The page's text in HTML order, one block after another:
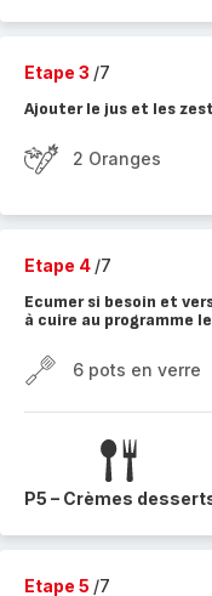
Etape 3 /7
Ajouter le jus et les
2 Oranges
Etape 4 /7
Ecumer si besoin et
à cuire au programme
6 pots en verre
P5 – Crèmes
Etape 5 /7